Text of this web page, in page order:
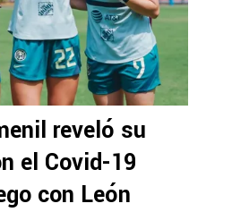
reveló su
el Covid-19
con León